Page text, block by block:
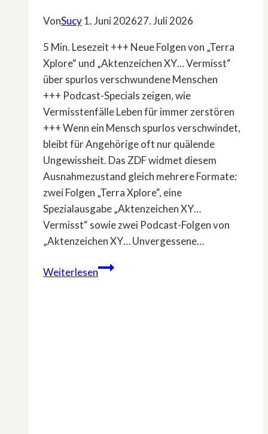
VonSucy1. Juni 202627. Juli 2026
5 Min. Lesezeit +++ Neue Folgen von „Terra
Xplore“ und „Aktenzeichen XY… Vermisst“
über spurlos verschwundene Menschen
+++ Podcast-Specials zeigen, wie
Vermisstenfälle Leben für immer zerstören
+++ Wenn ein Mensch spurlos verschwindet,
bleibt für Angehörige oft nur quälende
Ungewissheit. Das ZDF widmet diesem
Ausnahmezustand gleich mehrere Formate:
zwei Folgen „Terra Xplore“, eine
Spezialausgabe „Aktenzeichen XY…
Vermisst“ sowie zwei Podcast-Folgen von
„Aktenzeichen XY… Unvergessene…
WeiterlesenSpurlos